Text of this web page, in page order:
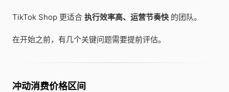
TikTok Shop 更适合 执行效率高、运营节奏快 的团队。
在开始之前，有几个关键问题需要提前评估。
冲动消费价格区间